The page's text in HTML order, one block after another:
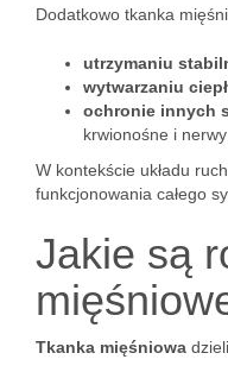
Dodatkowo tkanka
utrzymaniu
wytwarzaniu
ochronie innych
krwionośne i
W kontekście układu
funkcjonowania całego
Jakie są
Tkanka mięśniowa